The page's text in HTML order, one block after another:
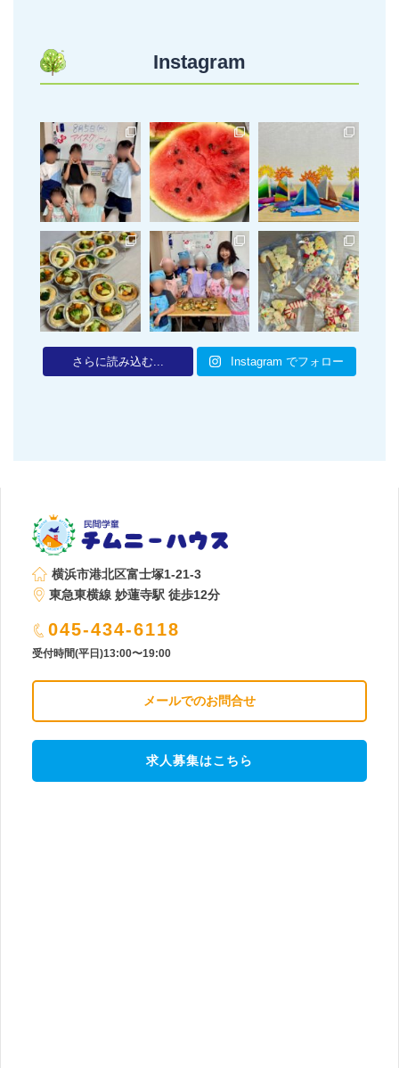
Instagram
さらに読み込む... Instagram でフォロー
横浜市港北区富士塚1-21-3
東急東横線 妙蓮寺駅 徒歩12分
045-434-6118
受付時間(平日)13:00〜19:00
メールでのお問合せ
求人募集はこちら